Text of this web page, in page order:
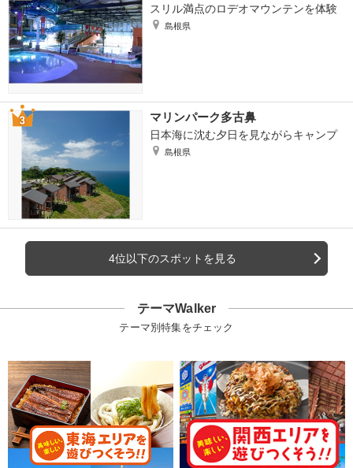
スリル満点のロデオマウンテンを体験
島根県
マリンパーク多古鼻
日本海に沈む夕日を見ながらキャンプ
島根県
4位以下のスポットを見る
テーマWalker
テーマ別特集をチェック